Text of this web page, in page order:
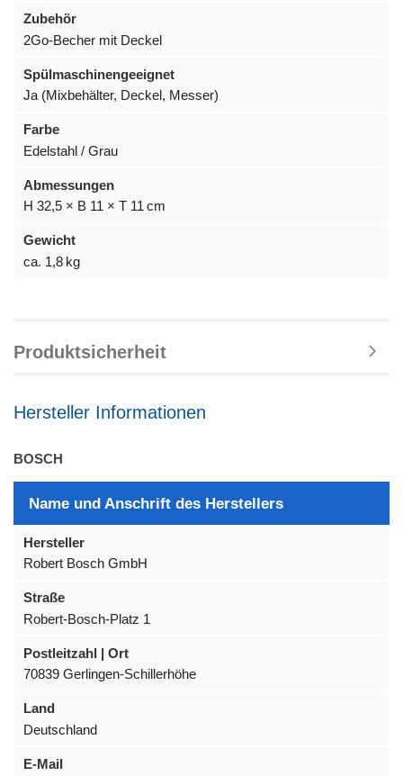
Zubehör
2Go-Becher mit Deckel
Spülmaschinengeeignet
Ja (Mixbehälter, Deckel, Messer)
Farbe
Edelstahl / Grau
Abmessungen
H 32,5 × B 11 × T 11 cm
Gewicht
ca. 1,8 kg
Produktsicherheit
Hersteller Informationen
BOSCH
Name und Anschrift des Herstellers
Hersteller
Robert Bosch GmbH
Straße
Robert-Bosch-Platz 1
Postleitzahl | Ort
70839 Gerlingen-Schillerhöhe
Land
Deutschland
E-Mail